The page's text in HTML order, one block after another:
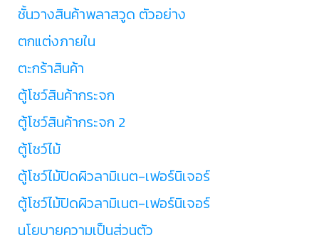
ชั้นวางสินค้าพลาสวูด ตัวอย่าง
ตกแต่งภายใน
ตะกร้าสินค้า
ตู้โชว์สินค้ากระจก
ตู้โชว์สินค้ากระจก 2
ตู้โชว์ไม้
ตู้โชว์ไม้ปิดผิวลามิเนต-เฟอร์นิเจอร์
ตู้โชว์ไม้ปิดผิวลามิเนต-เฟอร์นิเจอร์
นโยบายความเป็นส่วนตัว